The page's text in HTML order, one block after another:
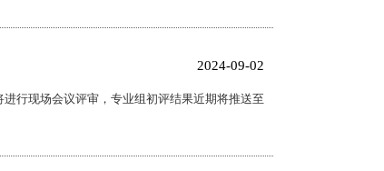
2024-09-02
行现场会议评审，专业组初评结果近期将推送至